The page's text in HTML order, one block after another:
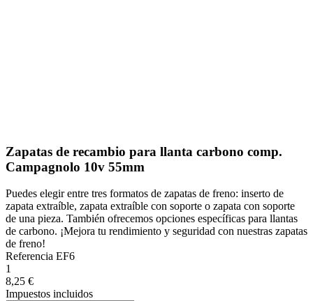
Zapatas de recambio para llanta carbono comp.
Campagnolo 10v 55mm
Puedes elegir entre tres formatos de zapatas de freno: inserto de
zapata extraíble, zapata extraíble con soporte o zapata con soporte
de una pieza. También ofrecemos opciones específicas para llantas
de carbono. ¡Mejora tu rendimiento y seguridad con nuestras zapatas
de freno!
Referencia EF6
1
8,25 €
Impuestos incluidos